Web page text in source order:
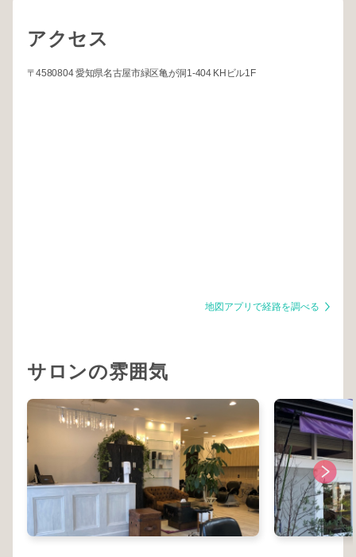
アクセス
〒4580804 愛知県名古屋市緑区亀が洞1-404 KHビル1F
地図アプリで経路を調べる
サロンの雰囲気